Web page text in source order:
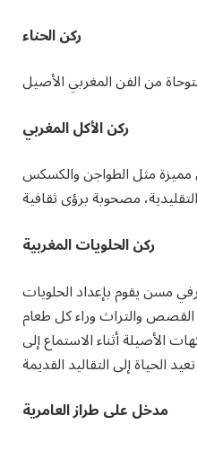
ركن الحناء
ركن الأكل المغربي
مثل الطواجن والكسكس
ركن الحلويات المغربية
مسن يقوم بإعداد الحلويات
القصص والتراث وراء كل طعام
أثناء الاستماع إلى
مدخل على طراز العامرية